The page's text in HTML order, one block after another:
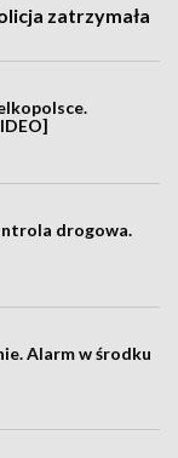
zatrzymała
drogowa.
Alarm w środku